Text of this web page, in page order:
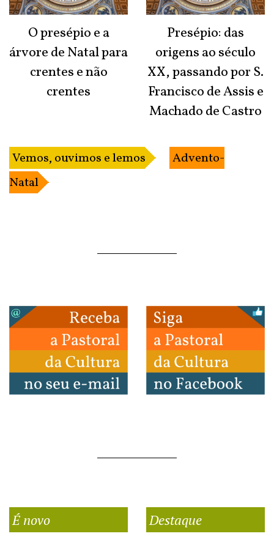
O presépio e a
árvore de Natal para
crentes e não
crentes
Presépio: das
origens ao século
XX, passando por S.
Francisco de Assis e
Machado de Castro
Vemos, ouvimos e lemos
Advento-
Natal
É novo Destaque